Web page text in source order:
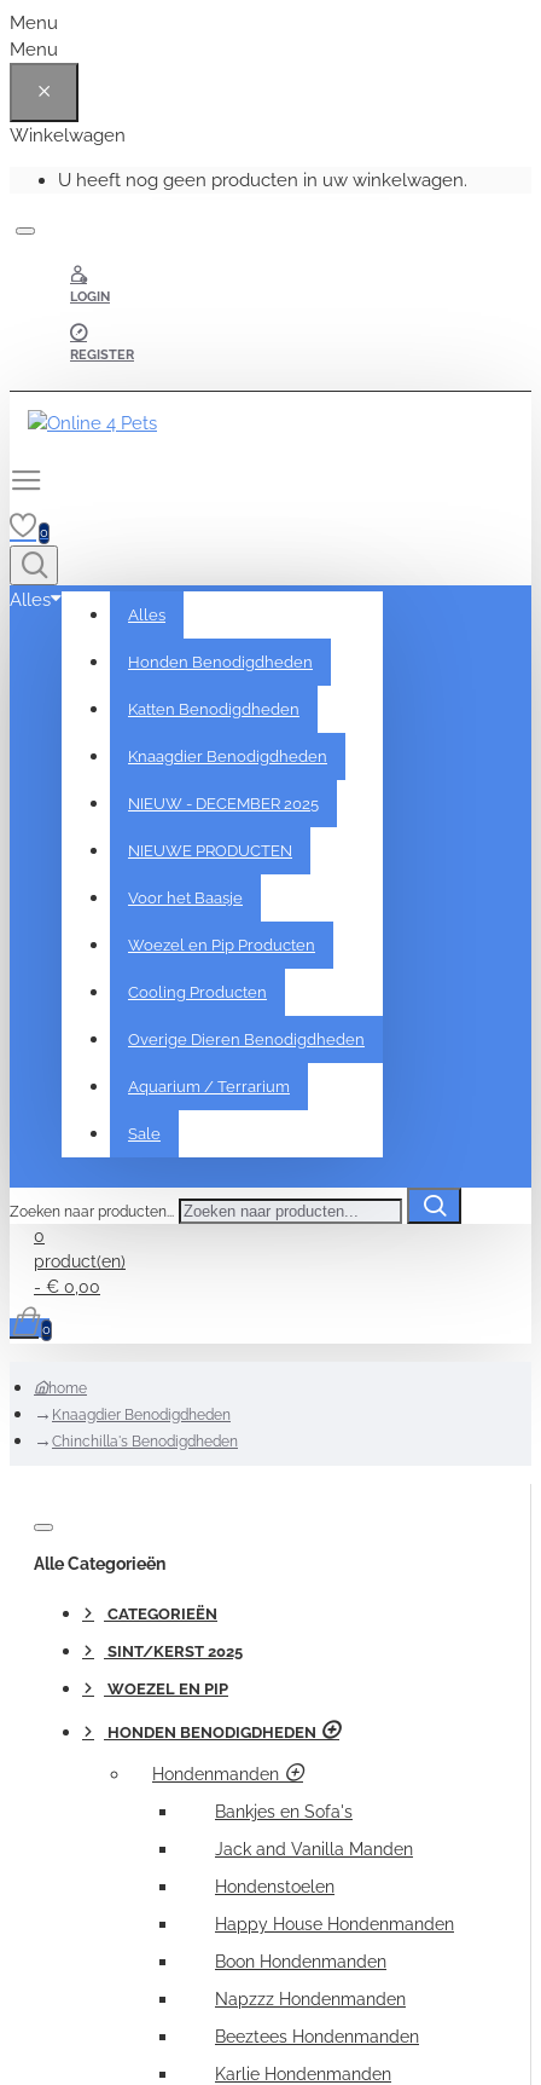
Menu
Menu
Winkelwagen
U heeft nog geen producten in uw winkelwagen.
LOGIN
REGISTER
0
Alles
Alles
Honden Benodigdheden
Katten Benodigdheden
Knaagdier Benodigdheden
NIEUW - DECEMBER 2025
NIEUWE PRODUCTEN
Voor het Baasje
Woezel en Pip Producten
Cooling Producten
Overige Dieren Benodigdheden
Aquarium / Terrarium
Sale
Zoeken naar producten...
0
product(en)
- € 0,00
0
home
Knaagdier Benodigdheden
Chinchilla's Benodigdheden
Alle Categorieën
CATEGORIEËN
SINT/KERST 2025
WOEZEL EN PIP
HONDEN BENODIGDHEDEN
Hondenmanden
Bankjes en Sofa's
Jack and Vanilla Manden
Hondenstoelen
Happy House Hondenmanden
Boon Hondenmanden
Napzzz Hondenmanden
Beeztees Hondenmanden
Karlie Hondenmanden